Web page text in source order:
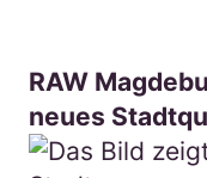
RAW
neues